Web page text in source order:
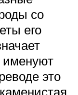
со
его
именуют
это